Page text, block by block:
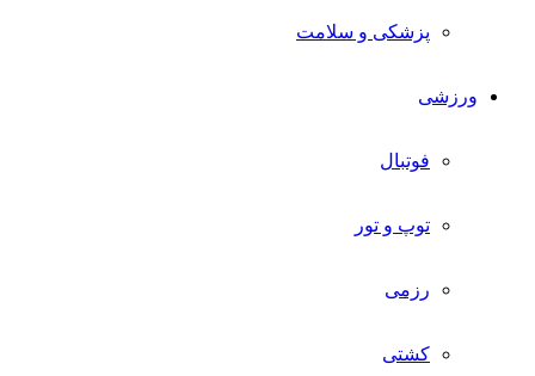
پزشکی و سلامت
ورزشی
فوتبال
توپ و تور
رزمی
کشتی